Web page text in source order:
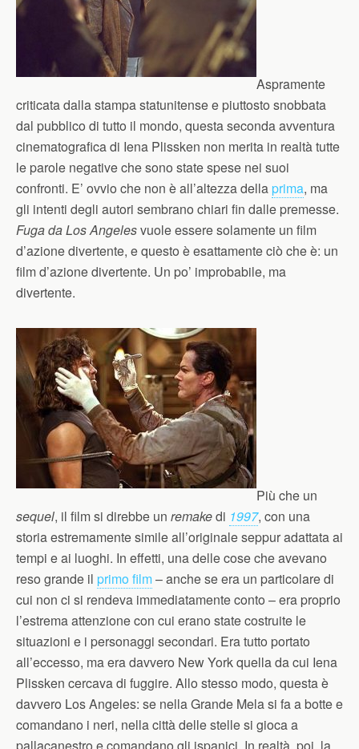
Aspramente
criticata dalla stampa statunitense e piuttosto snobbata
dal pubblico di tutto il mondo, questa seconda avventura
cinematografica di Iena Plissken non merita in realtà tutte
le parole negative che sono state spese nei suoi
confronti. E’ ovvio che non è all’altezza dellaprima, ma
gli intenti degli autori sembrano chiari fin dalle premesse.
Fuga da Los Angelesvuole essere solamente un film
d’azione divertente, e questo è esattamente ciò che è: un
film d’azione divertente. Un po’ improbabile, ma
divertente.
Più che un
sequel, il film si direbbe un remakedi 1997, con una
storia estremamente simile all’originale seppur adattata ai
tempi e ai luoghi. In effetti, una delle cose che avevano
reso grande il primo film– anche se era un particolare di
cui non ci si rendeva immediatamente conto – era proprio
l’estrema attenzione con cui erano state costruite le
situazioni e i personaggi secondari. Era tutto portato
all’eccesso, ma era davvero New York quella da cui Iena
Plissken cercava di fuggire. Allo stesso modo, questa è
davvero Los Angeles: se nella Grande Mela si fa a botte e
comandano i neri, nella città delle stelle si gioca a